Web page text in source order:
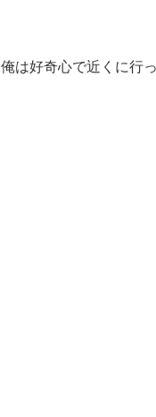
俺は好奇心で近くに行